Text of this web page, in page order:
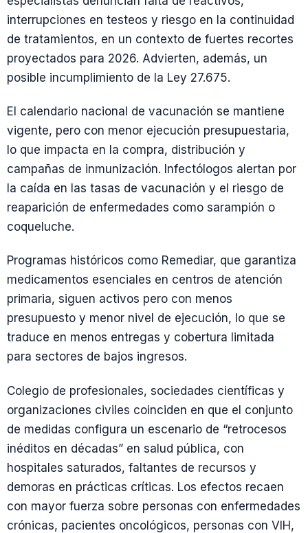
interrupciones en testeos y riesgo en la continuidad
de tratamientos, en un contexto de fuertes recortes
proyectados para 2026. Advierten, además, un
posible incumplimiento de la Ley 27.675.
El calendario nacional de vacunación se mantiene
vigente, pero con menor ejecución presupuestaria,
lo que impacta en la compra, distribución y
campañas de inmunización. Infectólogos alertan por
la caída en las tasas de vacunación y el riesgo de
reaparición de enfermedades como sarampión o
coqueluche.
Programas históricos como Remediar, que garantiza
medicamentos esenciales en centros de atención
primaria, siguen activos pero con menos
presupuesto y menor nivel de ejecución, lo que se
traduce en menos entregas y cobertura limitada
para sectores de bajos ingresos.
Colegio de profesionales, sociedades científicas y
organizaciones civiles coinciden en que el conjunto
de medidas configura un escenario de “retrocesos
inéditos en décadas” en salud pública, con
hospitales saturados, faltantes de recursos y
demoras en prácticas críticas. Los efectos recaen
con mayor fuerza sobre personas con enfermedades
crónicas, pacientes oncológicos, personas con VIH,